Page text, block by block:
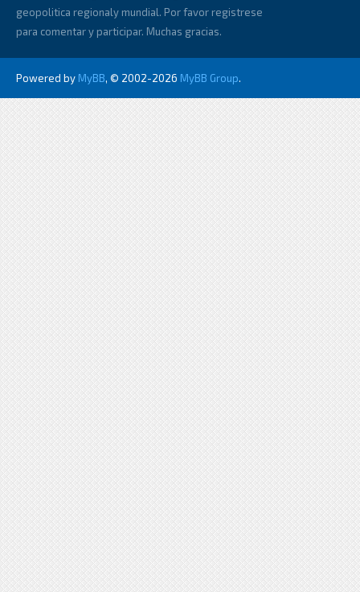
geopolitica regionaly mundial. Por favor registrese
para comentar y participar. Muchas gracias.
Powered by MyBB, © 2002-2026 MyBB Group.